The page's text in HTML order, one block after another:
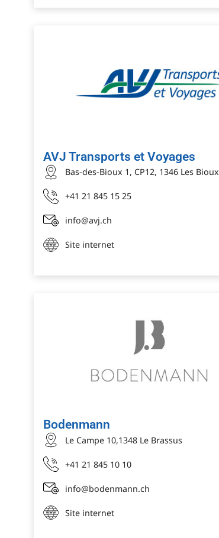
AVJ Transports et Voyages
Bas-des-Bioux 1, CP12, 1346 Les Bioux
+41 21 845 15 25
info@avj.ch
Site internet
Bodenmann
Le Campe 10,1348 Le Brassus
+41 21 845 10 10
info@bodenmann.ch
Site internet